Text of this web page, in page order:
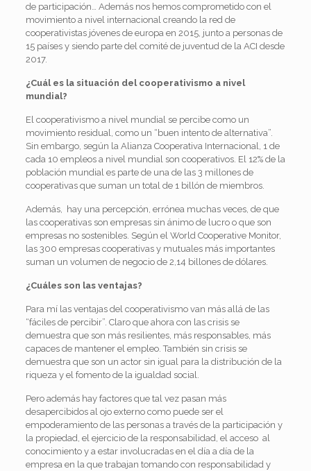
de participación… Además nos hemos comprometido con el
movimiento a nivel internacional creando la red de
cooperativistas jóvenes de europa en 2015, junto a personas de
15 países y siendo parte del comité de juventud de la ACI desde
2017.
¿Cuál es la situación del cooperativismo a nivel
mundial?
El cooperativismo a nivel mundial se percibe como un
movimiento residual, como un “buen intento de alternativa”.
Sin embargo, según la Alianza Cooperativa Internacional, 1 de
cada 10 empleos a nivel mundial son cooperativos. El 12% de la
población mundial es parte de una de las 3 millones de
cooperativas que suman un total de 1 billón de miembros.
Además, hay una percepción, errónea muchas veces, de que
las cooperativas son empresas sin ánimo de lucro o que son
empresas no sostenibles. Según el World Cooperative Monitor,
las 300 empresas cooperativas y mutuales más importantes
suman un volumen de negocio de 2,14 billones de dólares.
¿Cuáles son las ventajas?
Para mí las ventajas del cooperativismo van más allá de las
“fáciles de percibir”. Claro que ahora con las crisis se
demuestra que son más resilientes, más responsables, más
capaces de mantener el empleo. También sin crisis se
demuestra que son un actor sin igual para la distribución de la
riqueza y el fomento de la igualdad social.
Pero además hay factores que tal vez pasan más
desapercibidos al ojo externo como puede ser el
empoderamiento de las personas a través de la participación y
la propiedad, el ejercicio de la responsabilidad, el acceso al
conocimiento y a estar involucradas en el día a día de la
empresa en la que trabajan tomando con responsabilidad y